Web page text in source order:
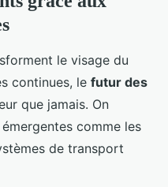
le visage du
continues, le futur des
que jamais. On
comme les
de transport